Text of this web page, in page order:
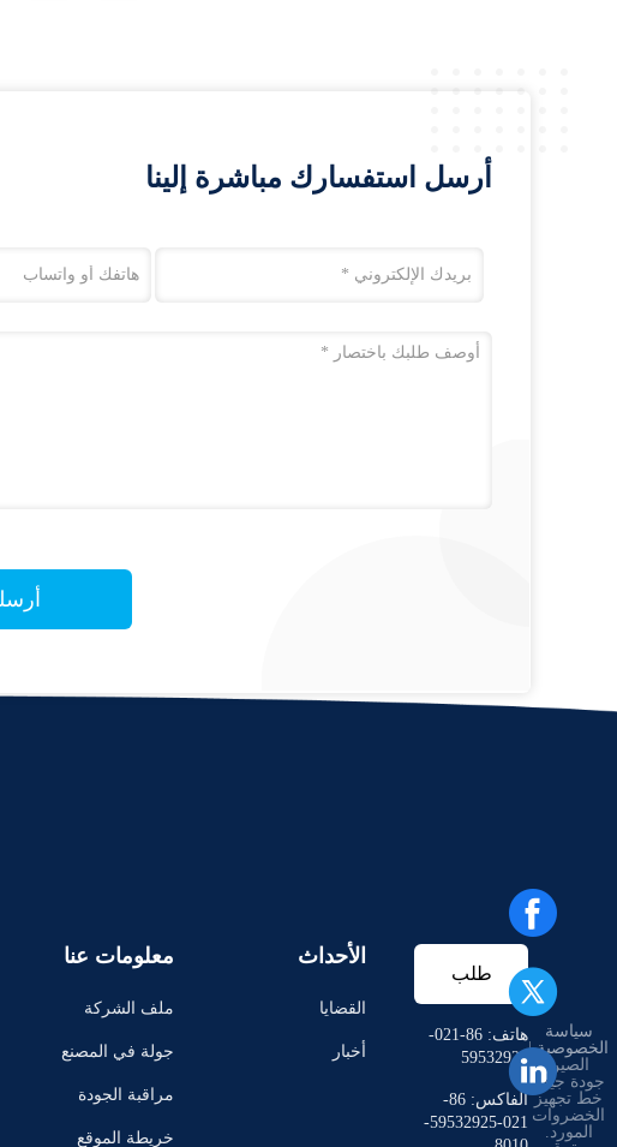
أرسل استفسارك مباشرة إلينا
معلومات عنا
ملف الشركة
جولة في المصنع
مراقبة الجودة
خريطة الموقع
الأحداث
القضايا
أخبار
طلب
اقتباس هاتف: 86-021-
59532925
الفاكس: 86-
021-59532925-
سياسة
الخصوصية|
الصين
جودة جيدة
خط تجهيز
الخضروات
المورد.